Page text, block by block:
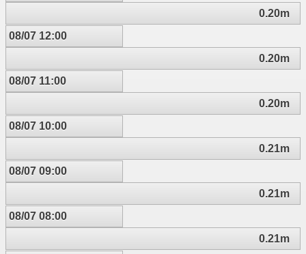
0.20m
08/07 12:00
0.20m
08/07 11:00
0.20m
08/07 10:00
0.21m
08/07 09:00
0.21m
08/07 08:00
0.21m